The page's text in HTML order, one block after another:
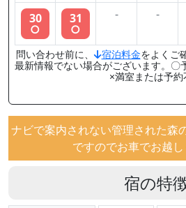
30
○
31
○
- -
問い合わせ前に、 宿泊料金をよくご
最新情報でない場合がございます。〇
×満室または予約
ナビで案内されない管理された森
ですのでお車でお越し
宿の特